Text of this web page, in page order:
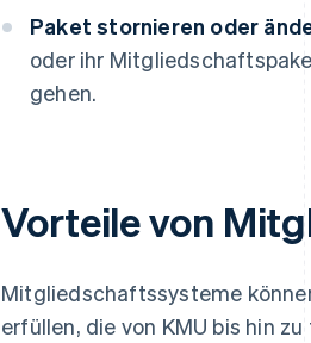
Paket stornieren oder
oder ihr
gehen.
Vorteile von
Mitgliedschaftssysteme
erfüllen, die von KMU bis hin